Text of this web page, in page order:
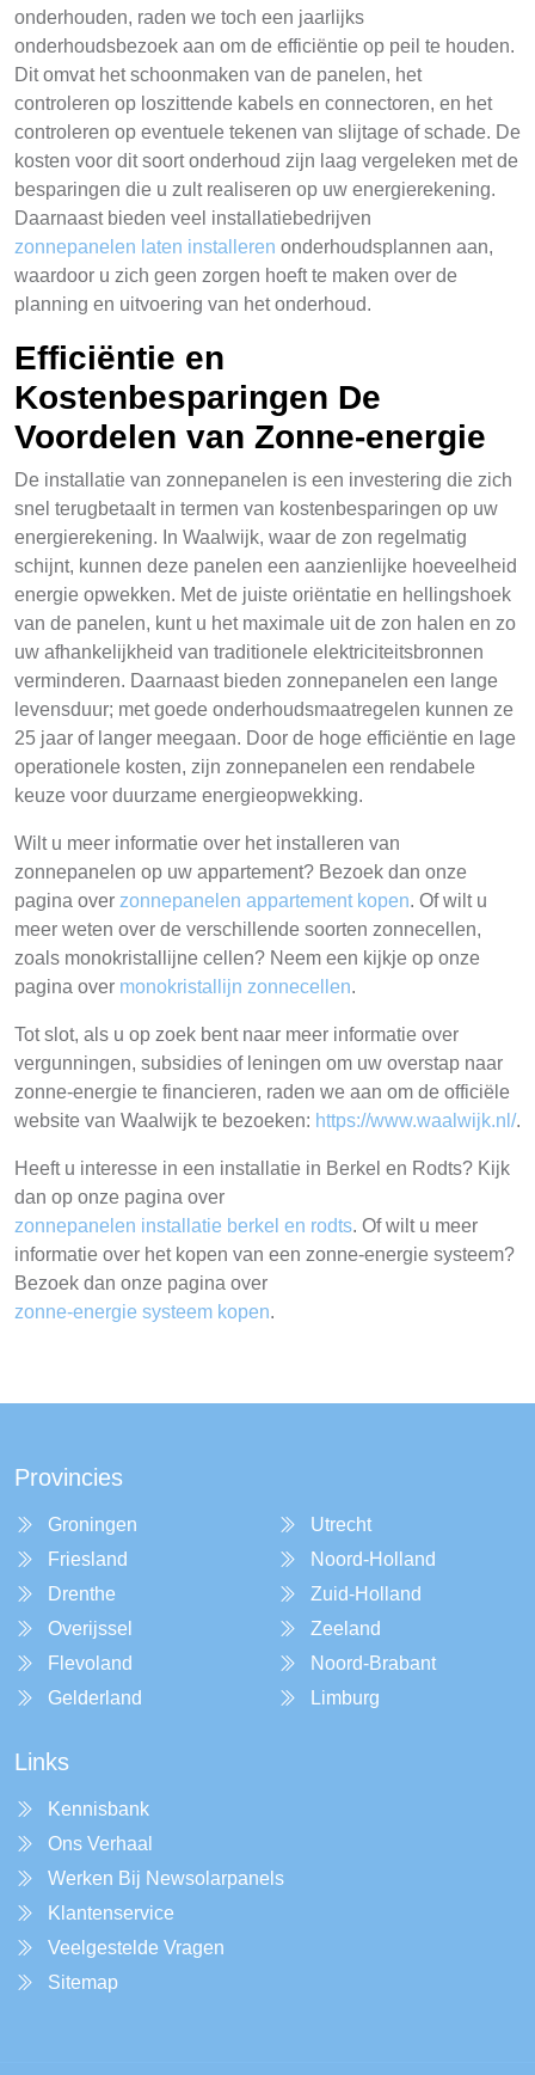
onderhouden, raden we toch een jaarlijks
onderhoudsbezoek aan om de efficiëntie op peil te houden.
Dit omvat het schoonmaken van de panelen, het
controleren op loszittende kabels en connectoren, en het
controleren op eventuele tekenen van slijtage of schade. De
kosten voor dit soort onderhoud zijn laag vergeleken met de
besparingen die u zult realiseren op uw energierekening.
Daarnaast bieden veel installatiebedrijven
zonnepanelen laten installeren onderhoudsplannen aan,
waardoor u zich geen zorgen hoeft te maken over de
planning en uitvoering van het onderhoud.
Efficiëntie en
Kostenbesparingen De
Voordelen van Zonne-energie
De installatie van zonnepanelen is een investering die zich
snel terugbetaalt in termen van kostenbesparingen op uw
energierekening. In Waalwijk, waar de zon regelmatig
schijnt, kunnen deze panelen een aanzienlijke hoeveelheid
energie opwekken. Met de juiste oriëntatie en hellingshoek
van de panelen, kunt u het maximale uit de zon halen en zo
uw afhankelijkheid van traditionele elektriciteitsbronnen
verminderen. Daarnaast bieden zonnepanelen een lange
levensduur; met goede onderhoudsmaatregelen kunnen ze
25 jaar of langer meegaan. Door de hoge efficiëntie en lage
operationele kosten, zijn zonnepanelen een rendabele
keuze voor duurzame energieopwekking.
Wilt u meer informatie over het installeren van
zonnepanelen op uw appartement? Bezoek dan onze
pagina over zonnepanelen appartement kopen. Of wilt u
meer weten over de verschillende soorten zonnecellen,
zoals monokristallijne cellen? Neem een kijkje op onze
pagina over monokristallijn zonnecellen.
Tot slot, als u op zoek bent naar meer informatie over
vergunningen, subsidies of leningen om uw overstap naar
zonne-energie te financieren, raden we aan om de officiële
website van Waalwijk te bezoeken: https://www.waalwijk.nl/.
Heeft u interesse in een installatie in Berkel en Rodts? Kijk
dan op onze pagina over
zonnepanelen installatie berkel en rodts. Of wilt u meer
informatie over het kopen van een zonne-energie systeem?
Bezoek dan onze pagina over
zonne-energie systeem kopen.
Provincies
Groningen
Friesland
Drenthe
Overijssel
Flevoland
Gelderland
Utrecht
Noord-Holland
Zuid-Holland
Zeeland
Noord-Brabant
Limburg
Links
Kennisbank
Ons Verhaal
Werken Bij Newsolarpanels
Klantenservice
Veelgestelde Vragen
Sitemap